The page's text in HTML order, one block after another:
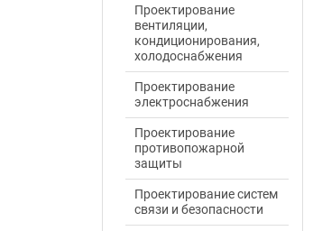
Проектирование
вентиляции,
кондиционирования,
холодоснабжения
Проектирование
электроснабжения
Проектирование
противопожарной
защиты
Проектирование систем
связи и безопасности